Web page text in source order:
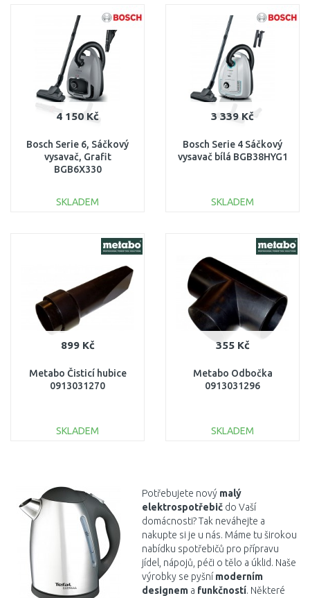
Porovnat Porovnat
4 150 Kč
Bosch Serie 6, Sáčkový
vysavač, Grafit
BGB6X330
SKLADEM
3 339 Kč
Bosch Serie 4 Sáčkový
vysavač bílá BGB38HYG1
SKLADEM
899 Kč
Metabo Čisticí hubice
0913031270
SKLADEM
Porovnat
355 Kč
Metabo Odbočka
0913031296
SKLADEM
Potřebujete nový malý
elektrospotřebič do Vaší
domácnosti? Tak neváhejte a
nakupte si je u nás. Máme tu širokou
nabídku spotřebičů pro přípravu
jídel, nápojů, péči o tělo a úklid. Naše
výrobky se pyšní moderním
designem a funkčností. Některé